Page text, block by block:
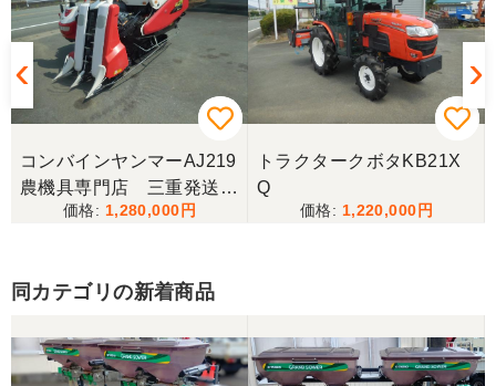
コンバインヤンマーAJ219
農機具専門店 三重発送整
備済み
1,280,000
トラクタークボタKB21X
Q
1,220,000
同カテゴリの新着商品